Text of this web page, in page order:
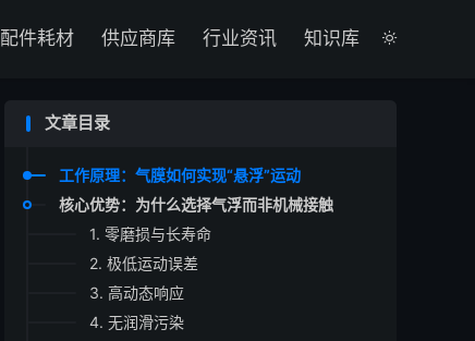

配件耗材 供应商库 行业资讯 知识库
文章目录
工作原理：气膜如何实现“悬浮”运动
核心优势：为什么选择气浮而非机械接触
1. 零磨损与长寿命
2. 极低运动误差
3. 高动态响应
4. 无润滑污染